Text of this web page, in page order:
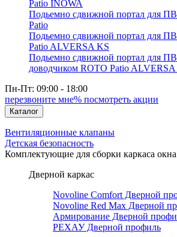
Patio INOWA
Подьемно сдвижной портал для
Patio
Подьемно сдвижной портал для
Patio ALVERSA KS
Подьемно сдвижной портал для
доводчиком ROTO Patio ALVERSA
Пн-Пт: 09:00 - 18:00
перезвоните мне% посмотреть акции
Каталог
Вентиляционные клапаны
Детская безопасность
Комплектующие для сборки каркаса
Дверной каркас
Novoline Comfort Дверной
Novoline Red Мax Дверной
Армирование Дверной
РЕХАУ Дверной профиль